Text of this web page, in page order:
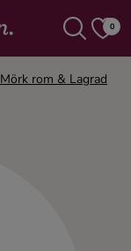
0
Mörk rom & Lagrad